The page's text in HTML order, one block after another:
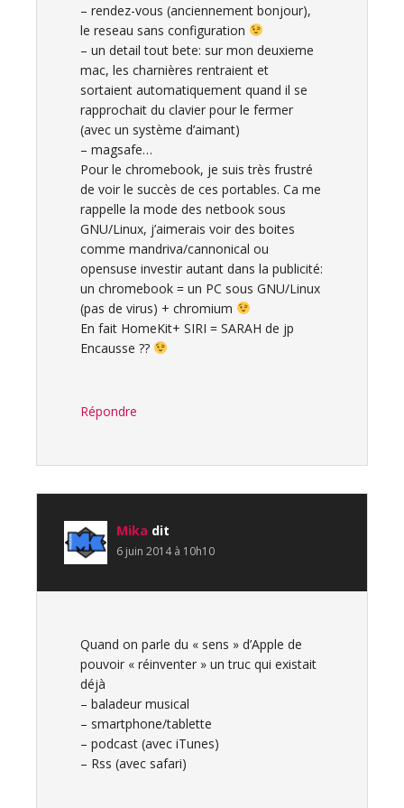
– rendez-vous (anciennement bonjour),
le reseau sans configuration
– un detail tout bete: sur mon deuxieme
mac, les charnières rentraient et
sortaient automatiquement quand il se
rapprochait du clavier pour le fermer
(avec un système d’aimant)
– magsafe…
Pour le chromebook, je suis très frustré
de voir le succès de ces portables. Ca me
rappelle la mode des netbook sous
GNU/Linux, j’aimerais voir des boites
comme mandriva/cannonical ou
opensuse investir autant dans la publicité:
un chromebook = un PC sous GNU/Linux
(pas de virus) + chromium
En fait HomeKit+ SIRI = SARAH de jp
Encausse ??
Répondre
Mika dit
6 juin 2014 à 10h10
Quand on parle du « sens » d’Apple de
pouvoir « réinventer » un truc qui existait
déjà
– baladeur musical
– smartphone/tablette
– podcast (avec iTunes)
– Rss (avec safari)